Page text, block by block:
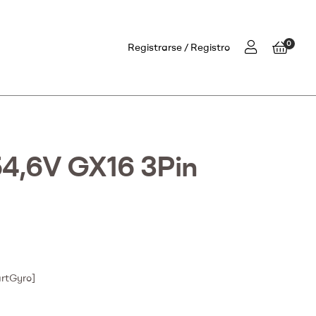
Registrarse Registro 0
GX16 3Pin